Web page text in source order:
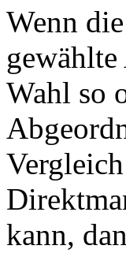
Wenn
gewählte
Wahl so
kann,